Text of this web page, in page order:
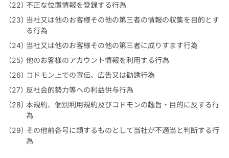
不正な位置情報を登録する行為
当社又は他のお客様その他の第三者の情報の収集を目的とす
る行為
当社又は他のお客様その他の第三者に成りすます行為
他のお客様のアカウント情報を利用する行為
コドモン上での宣伝、広告又は勧誘行為
反社会的勢力等への利益供与行為
本規約、個別利用規約及びコドモンの趣旨・目的に反する行
為
その他前各号に類するものとして当社が不適当と判断する行
為